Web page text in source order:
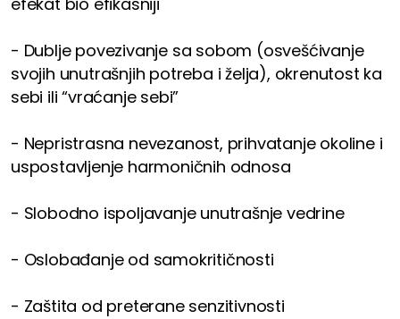
- Dublje povezivanje sa sobom (osvešćivanje
svojih unutrašnjih potreba i želja), okrenutost ka
sebi ili “vraćanje sebi”
- Nepristrasna nevezanost, prihvatanje okoline i
uspostavljenje harmoničnih odnosa
- Slobodno ispoljavanje unutrašnje vedrine
- Oslobađanje od samokritičnosti
- Zaštita od preterane senzitivnosti